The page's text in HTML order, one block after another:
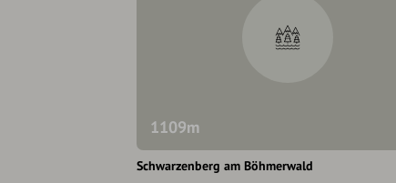
1109m
Schwarzenberg am Böhmerwald